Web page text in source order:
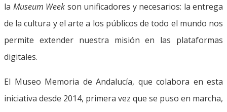
la Museum Week son unificadores y necesarios: la entrega
de la cultura y el arte a los públicos de todo el mundo nos
permite extender nuestra misión en las plataformas
digitales.
El Museo Memoria de Andalucía, que colabora en esta
iniciativa desde 2014, primera vez que se puso en marcha,